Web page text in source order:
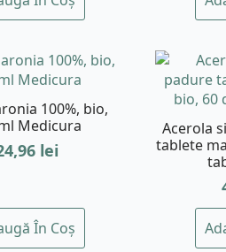
100%, bio,
Medicura
lei
În Coș
Acerola
tablete